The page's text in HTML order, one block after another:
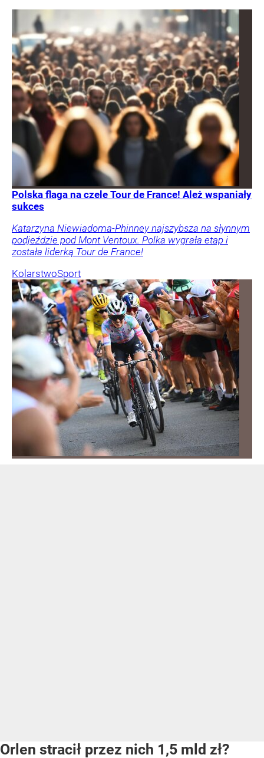
Polska flaga na czele Tour de France! Ależ wspaniały
sukces
Katarzyna Niewiadoma-Phinney najszybsza na słynnym
podjeździe pod Mont Ventoux. Polka wygrała etap i
została liderką Tour de France!
KolarstwoSport
Orlen stracił przez nich 1,5 mld zł?